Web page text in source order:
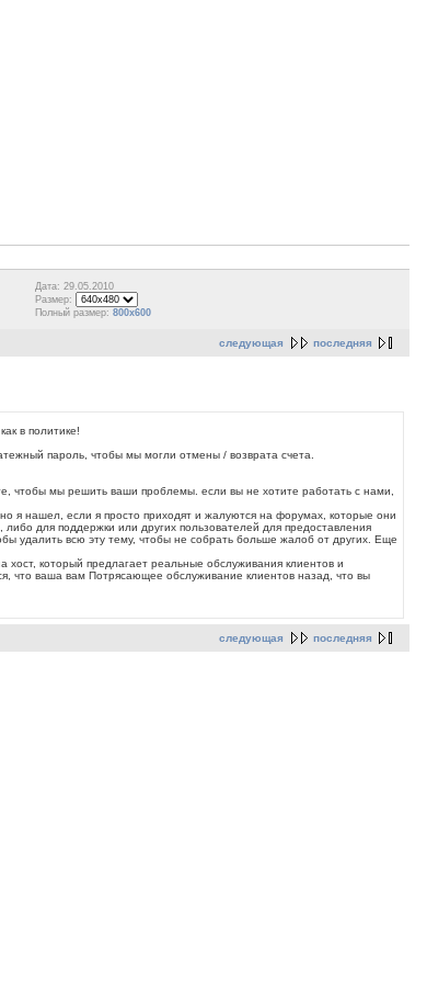
Дата: 29.05.2010
Размер:
Полный размер: 800x600
следующая последняя
в политике!
пароль, чтобы мы могли отмены / возврата счета.
чтобы мы решить ваши проблемы. если вы не хотите работать с нами,
я нашел, если я просто приходят и жалуются на форумах, которые они
для поддержки или других пользователей для предоставления
удалить всю эту тему, чтобы не собрать больше жалоб от других. Еще
который предлагает реальные обслуживания клиентов и
что ваша вам Потрясающее обслуживание клиентов назад, что вы
следующая последняя